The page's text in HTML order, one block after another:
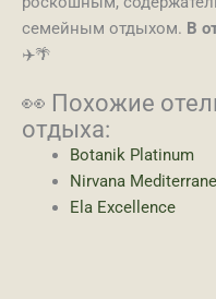
семейным отдыхом. В
✈️🌴
👀 Похожие
отдыха:
Botanik Platinum
Nirvana
Ela Excellence